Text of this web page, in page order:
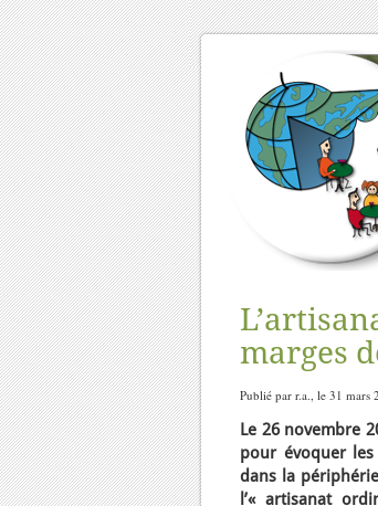
marges
Publié par r.a., le 31 mars
Le 26 novembre
pour évoquer
dans la
l’« artisanat